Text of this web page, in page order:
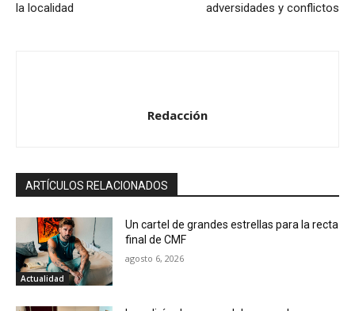
la localidad
adversidades y conflictos
Redacción
ARTÍCULOS RELACIONADOS
Actualidad
Un cartel de grandes estrellas para la recta
final de CMF
agosto 6, 2026